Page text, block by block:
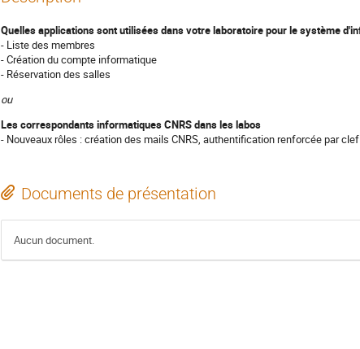
Quelles applications sont utilisées dans votre laboratoire pour le système
- Liste des membres
- Création du compte informatique
- Réservation des salles
ou
Les correspondants informatiques CNRS dans les labos
- Nouveaux rôles : création des mails CNRS, authentification renforcée par
Documents de présentation
Aucun document.